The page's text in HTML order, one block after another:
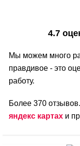
4.7
Мы можем много
правдивое - это
работу.
Более 370
яндекс картах и